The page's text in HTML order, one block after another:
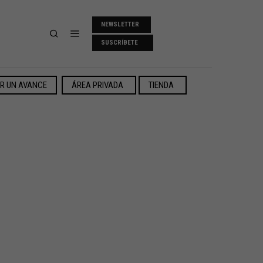
NEWSLETTER
SUSCRÍBETE
UN AVANCE ÁREA PRIVADA TIENDA